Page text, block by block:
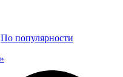
По популярности